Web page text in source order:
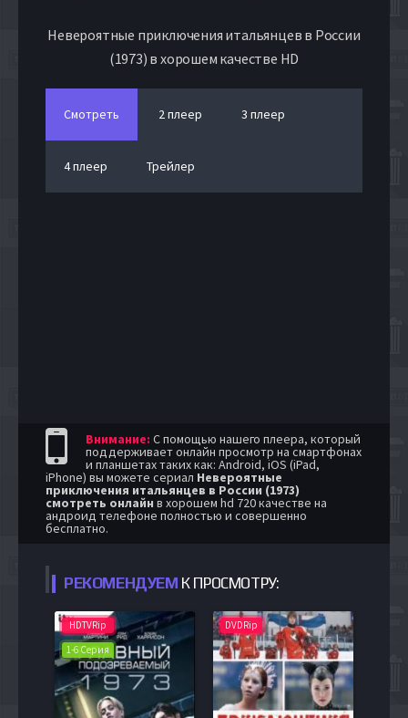
Невероятные приключения итальянцев в России
(1973) в хорошем качестве HD
Смотреть 2 плеер 3 плеер
4 плеер Трейлер
Внимание: С помощью нашего плеера, который
поддерживает онлайн просмотр на смартфонах
и планшетах таких как: Android, iOS (iPad,
iPhone) вы можете сериал Невероятные
приключения итальянцев в России (1973)
смотреть онлайн в хорошем hd 720 качестве на
андроид телефоне полностью и совершенно
бесплатно.
РЕКОМЕНДУЕМ К ПРОСМОТРУ:
HDTVRip
1-6 Серия
DVDRip